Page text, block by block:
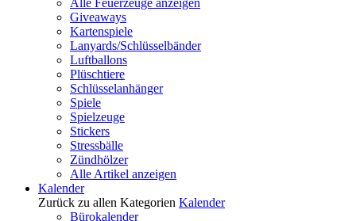
Alle Feuerzeuge anzeigen
Giveaways
Kartenspiele
Lanyards/Schlüsselbänder
Luftballons
Plüschtiere
Schlüsselanhänger
Spiele
Spielzeuge
Stickers
Stressbälle
Zündhölzer
Alle Artikel anzeigen
Kalender
Zurück zu allen Kategorien Kalender
Bürokalender